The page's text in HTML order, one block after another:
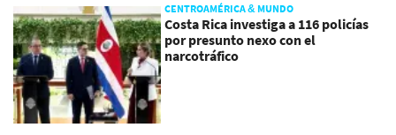
CENTROAMÉRICA & MUNDO
Costa Rica investiga a 116 policías
por presunto nexo con el
narcotráfico